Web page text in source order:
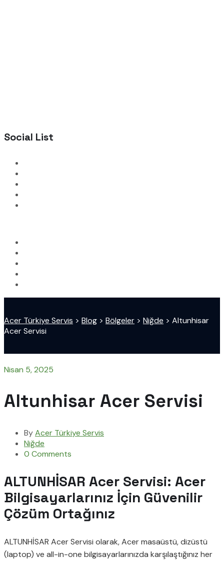
Social List
Acer Türkiye Servis > Blog > Bölgeler > Niğde > Altunhisar
Acer Servisi
Nisan 5, 2025
Altunhisar Acer Servisi
ByAcer Türkiye Servis
Niğde
0 Comments
ALTUNHİSAR Acer Servisi: Acer
Bilgisayarlarınız İçin Güvenilir
Çözüm Ortağınız
ALTUNHİSAR Acer Servisi olarak, Acer masaüstü, dizüstü
(laptop) ve all-in-one bilgisayarlarınızda karşılaştığınız her